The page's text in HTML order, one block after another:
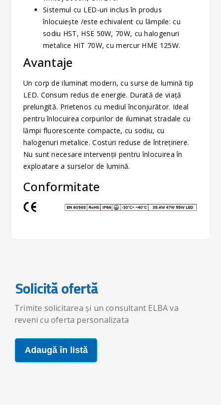
Sistemul cu LED-uri inclus în produs
înlocuieşte /este echivalent cu lămpile: cu
sodiu HST, HSE 50W, 70W, cu halogenuri
metalice HIT 70W, cu mercur HME 125W.
Avantaje
Un corp de iluminat modern, cu surse de lumină tip
LED. Consum redus de energie. Durată de viaţă
prelungită. Prietenos cu mediul înconjurător. Ideal
pentru înlocuirea corpurilor de iluminat stradale cu
lămpi fluorescente compacte, cu sodiu, cu
halogenuri metalice. Costuri reduse de întreţinere.
Nu sunt necesare intervenţii pentru înlocuirea în
exploatare a surselor de lumină.
Conformitate
Solicită ofertă
Trimite solicitarea și un consultant ELBA va
reveni cu oferta personalizata
Adaugă în listă